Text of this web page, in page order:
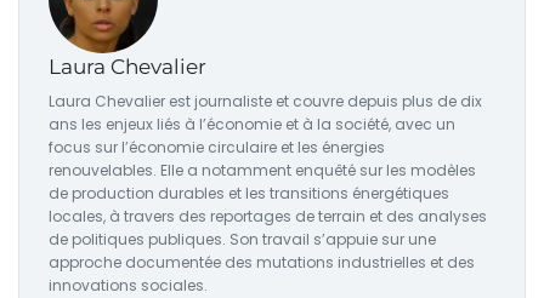
Laura Chevalier
Laura Chevalier est journaliste et couvre depuis plus de dix
ans les enjeux liés à l’économie et à la société, avec un
focus sur l’économie circulaire et les énergies
renouvelables. Elle a notamment enquêté sur les modèles
de production durables et les transitions énergétiques
locales, à travers des reportages de terrain et des analyses
de politiques publiques. Son travail s’appuie sur une
approche documentée des mutations industrielles et des
innovations sociales.